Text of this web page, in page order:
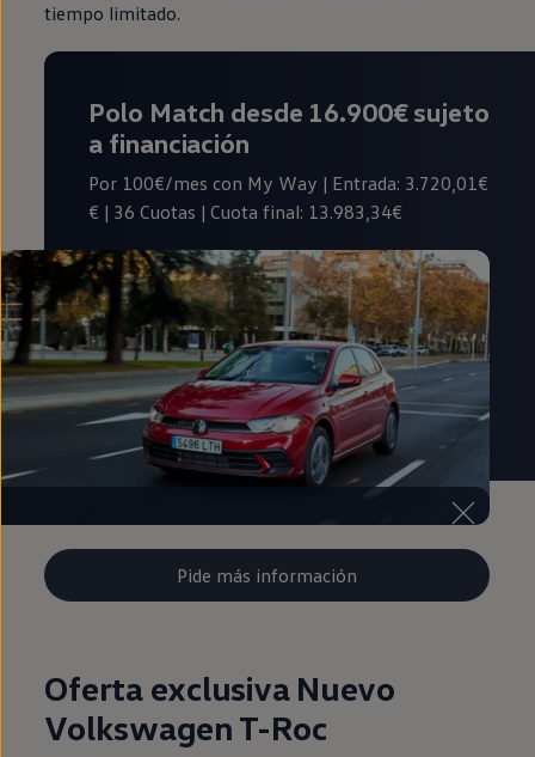
tiempo limitado.
Pide más información
Polo Match desde 16.900€sujeto
a financiación
Por 100€/mes con My Way | Entrada: 3.720,01€
€ | 36 Cuotas | Cuota final: 13.983,34€
Oferta exclusiva Nuevo
Volkswagen T-Roc